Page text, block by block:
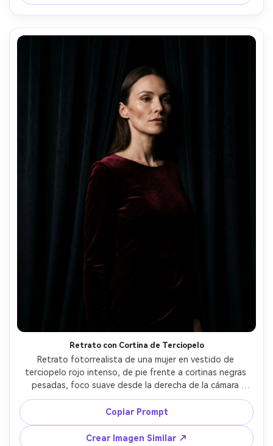
Retrato con Cortina de Terciopelo
Retrato fotorrealista de una mujer en vestido de
terciopelo rojo intenso, de pie frente a cortinas negras
pesadas, foco suave desde la derecha de la cámara
resaltando pómulos y generando sombras profundas,
tomada con Fujifilm X-T5 56mm f/1.2, encuadre medio
cuerpo, ambiente editorial de moda, contraste intenso,
brillo detallado en el tejido, textura natural de la piel --ar
Copiar Prompt
Crear Imagen Similar ↗